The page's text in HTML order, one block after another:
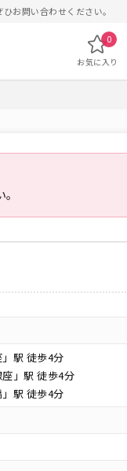
お問い合わせください。
お気に入り
0
駅 徒歩4分
」駅 徒歩4分
駅 徒歩4分